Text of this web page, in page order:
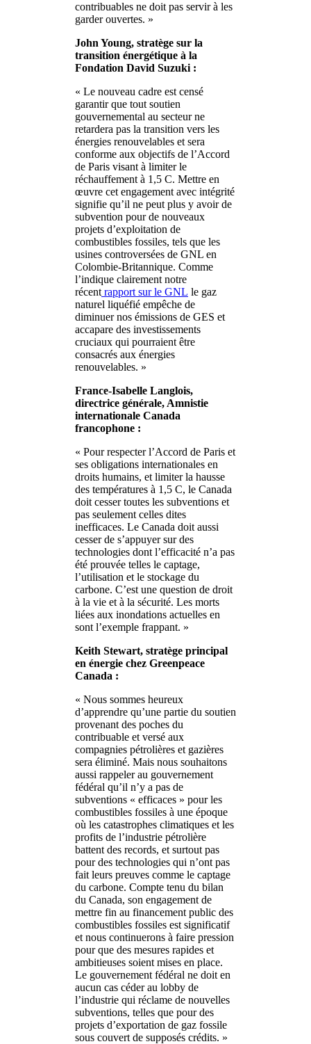
contribuables ne doit pas servir à les
garder ouvertes. »
John Young, stratège sur la
transition énergétique à la
Fondation David Suzuki :
« Le nouveau cadre est censé
garantir que tout soutien
gouvernemental au secteur ne
retardera pas la transition vers les
énergies renouvelables et sera
conforme aux objectifs de l’Accord
de Paris visant à limiter le
réchauffement à 1,5 C. Mettre en
œuvre cet engagement avec intégrité
signifie qu’il ne peut plus y avoir de
subvention pour de nouveaux
projets d’exploitation de
combustibles fossiles, tels que les
usines controversées de GNL en
Colombie-Britannique. Comme
l’indique clairement notre
récentrapport sur le GNL le gaz
naturel liquéfié empêche de
diminuer nos émissions de GES et
accapare des investissements
cruciaux qui pourraient être
consacrés aux énergies
renouvelables. »
France-Isabelle Langlois,
directrice générale, Amnistie
internationale Canada
francophone :
« Pour respecter l’Accord de Paris et
ses obligations internationales en
droits humains, et limiter la hausse
des températures à 1,5 C, le Canada
doit cesser toutes les subventions et
pas seulement celles dites
inefficaces. Le Canada doit aussi
cesser de s’appuyer sur des
technologies dont l’efficacité n’a pas
été prouvée telles le captage,
l’utilisation et le stockage du
carbone. C’est une question de droit
à la vie et à la sécurité. Les morts
liées aux inondations actuelles en
sont l’exemple frappant. »
Keith Stewart, stratège principal
en énergie chez Greenpeace
Canada :
« Nous sommes heureux
d’apprendre qu’une partie du soutien
provenant des poches du
contribuable et versé aux
compagnies pétrolières et gazières
sera éliminé. Mais nous souhaitons
aussi rappeler au gouvernement
fédéral qu’il n’y a pas de
subventions « efficaces » pour les
combustibles fossiles à une époque
où les catastrophes climatiques et les
profits de l’industrie pétrolière
battent des records, et surtout pas
pour des technologies qui n’ont pas
fait leurs preuves comme le captage
du carbone. Compte tenu du bilan
du Canada, son engagement de
mettre fin au financement public des
combustibles fossiles est significatif
et nous continuerons à faire pression
pour que des mesures rapides et
ambitieuses soient mises en place.
Le gouvernement fédéral ne doit en
aucun cas céder au lobby de
l’industrie qui réclame de nouvelles
subventions, telles que pour des
projets d’exportation de gaz fossile
sous couvert de supposés crédits. »